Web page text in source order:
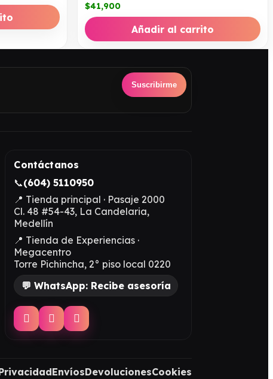
$41,900
Añadir al carrito
Suscribirme
Contáctanos
📞(604) 5110950
📍 Tienda principal · Pasaje 2000
Cl. 48 #54-43, La Candelaria,
Medellín
📍 Tienda de Experiencias ·
Megacentro
Torre Pichincha, 2° piso local 0220
💬 WhatsApp: Recibe asesoría
EnvíosDevolucionesCookies